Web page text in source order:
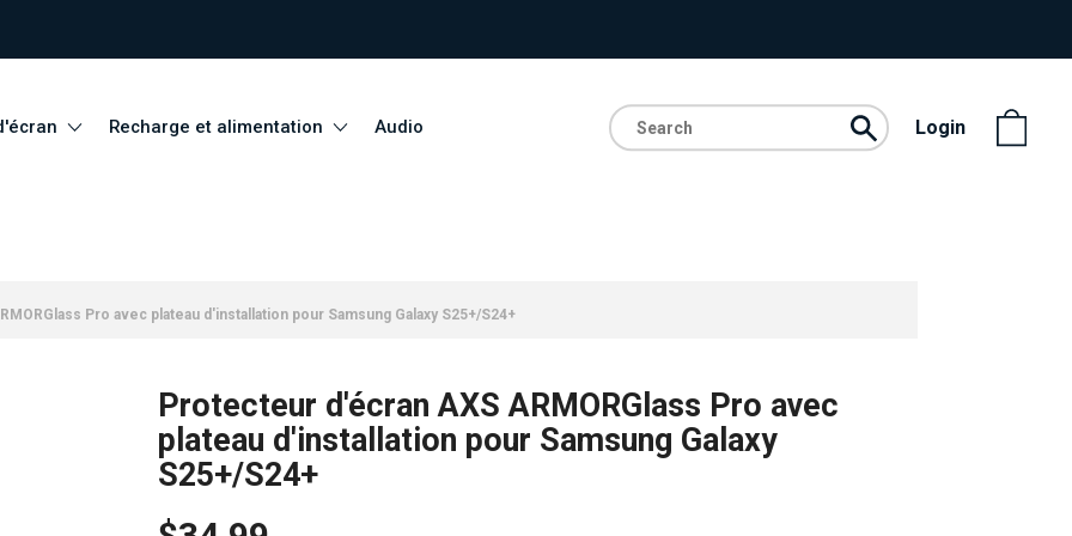
Recharge et alimentation Audio Login
Pro avec plateau d'installation pour Samsung Galaxy S25+/S24+
Protecteur d'écran AXS ARMORGlass Pro avec
plateau d'installation pour Samsung Galaxy
S25+/S24+